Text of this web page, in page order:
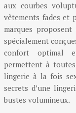
aux courbes
vêtements fades et
marques
spécialement
confort optimal
permettent à
lingerie à la fois
secrets d’une
bustes volumineux.